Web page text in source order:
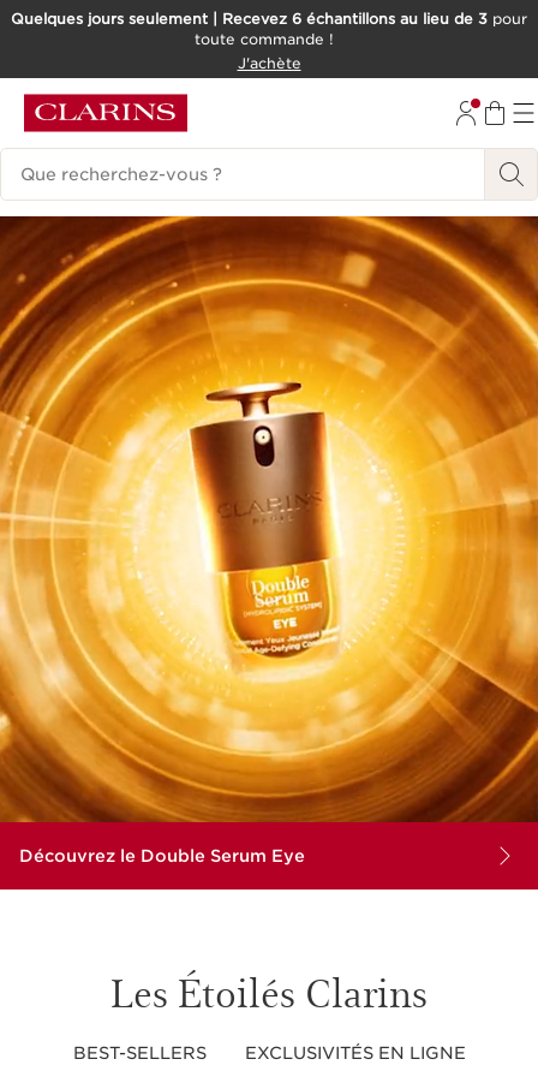
ALLER AU CONTENU
Quelques jours seulement | Recevez 6 échantillons au lieu de 3 pour
toute commande !
J'achète
Historique des recherches
Découvrez le Double Serum Eye
Les Étoilés Clarins
BEST-SELLERS EXCLUSIVITÉS EN LIGNE